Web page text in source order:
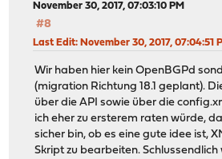
November 30, 2017, 07:03:10 PM
#8
Last Edit: November 30, 2017, 07:04:51
Wir haben hier kein OpenBGPd
(migration Richtung 18.1 geplant).
über die API sowie über die
ich eher zu ersterem raten würde,
sicher bin, ob es eine gute idee ist,
Skript zu bearbeiten.